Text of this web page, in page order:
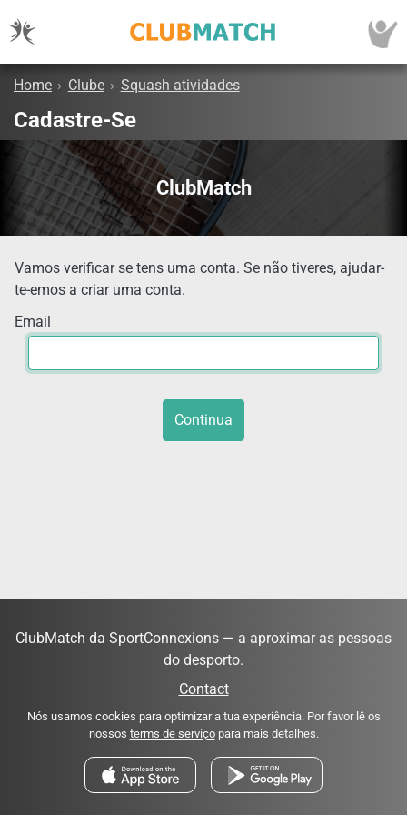
Home › Clube › Squash atividades
Cadastre-Se
ClubMatch
Vamos verificar se tens uma conta. Se não tiveres, ajudar-
te-emos a criar uma conta.
Email
Continua
ClubMatch da SportConnexions — a aproximar as pessoas
do desporto.
Contact
Nós usamos cookies para optimizar a tua experiência. Por favor lê os
nossos terms de serviçopara mais detalhes.